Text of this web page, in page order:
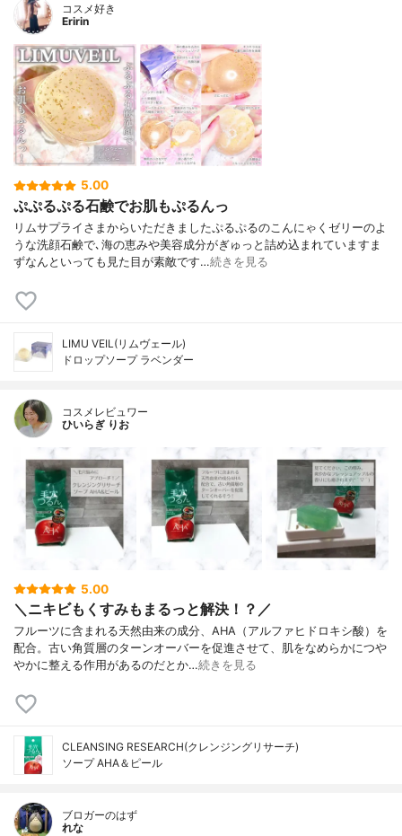
コスメ好き
Eririn
5.00
ぷぷるぷる石鹸でお肌もぷるんっ
リムサプライさまからいただきましたぷるぷるのこんにゃくゼリーのよ
うな洗顔石鹸で､海の恵みや美容成分がぎゅっと詰め込まれていますま
ずなんといっても見た目が素敵です…続きを見る
LIMU VEIL(リムヴェール)
ドロップソープ ラベンダー
コスメレビュワー
ひいらぎ りお
5.00
＼ニキビもくすみもまるっと解決！？／
フルーツに含まれる天然由来の成分、AHA（アルファヒドロキシ酸）を
配合。古い角質層のターンオーバーを促進させて、肌をなめらかにつや
やかに整える作用があるのだとか…続きを見る
CLEANSING RESEARCH(クレンジングリサーチ)
ソープ AHA＆ピール
ブロガーのはず
れな